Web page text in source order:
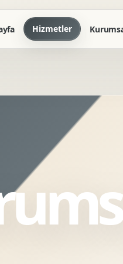
Hizmetler